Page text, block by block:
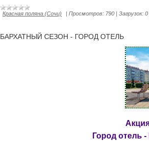
Красная поляна (Сочи) | Просмотров: 790 | Загрузок: 0
БАРХАТНЫЙ СЕЗОН - ГОРОД ОТЕЛЬ
Город отель